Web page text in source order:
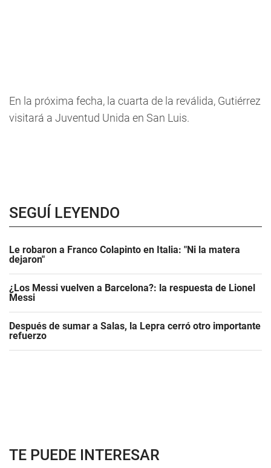
En la próxima fecha, la cuarta de la reválida, Gutiérrez
visitará a Juventud Unida en San Luis.
SEGUÍ LEYENDO
Le robaron a Franco Colapinto en Italia: "Ni la matera
dejaron"
¿Los Messi vuelven a Barcelona?: la respuesta de Lionel
Messi
Después de sumar a Salas, la Lepra cerró otro importante
refuerzo
TE PUEDE INTERESAR